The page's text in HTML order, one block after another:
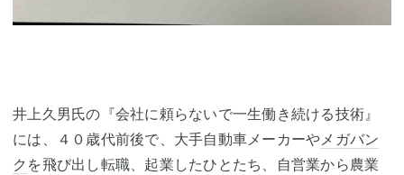
井上久男氏の『会社に頼らないで一生働き続ける技術』
には、４０歳代前後で、大手自動車メーカーやメガバン
ク を飛び出し転職、起業したひとたち、自営業から農業